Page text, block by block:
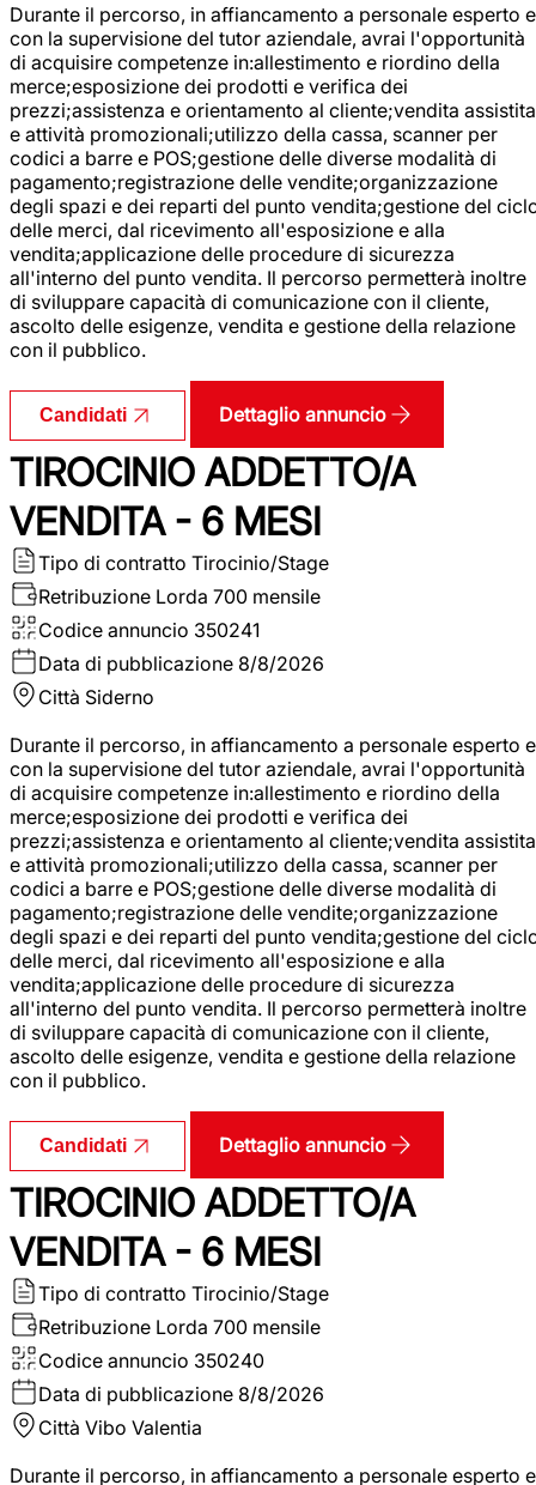
Durante il percorso, in affiancamento a personale esperto e
con la supervisione del tutor aziendale, avrai l'opportunità
di acquisire competenze in:allestimento e riordino della
merce;esposizione dei prodotti e verifica dei
prezzi;assistenza e orientamento al cliente;vendita assistita
e attività promozionali;utilizzo della cassa, scanner per
codici a barre e POS;gestione delle diverse modalità di
pagamento;registrazione delle vendite;organizzazione
degli spazi e dei reparti del punto vendita;gestione del
delle merci, dal ricevimento all'esposizione e alla
vendita;applicazione delle procedure di sicurezza
all'interno del punto vendita. Il percorso permetterà inoltre
di sviluppare capacità di comunicazione con il cliente,
ascolto delle esigenze, vendita e gestione della relazione
con il pubblico.
Candidati Dettaglio annuncio
TIROCINIO ADDETTO/A
VENDITA - 6 MESI
Tipo di contratto Tirocinio/Stage
Retribuzione Lorda 700 mensile
Codice annuncio 350241
Data di pubblicazione 8/8/2026
Città Siderno
Durante il percorso, in affiancamento a personale esperto e
con la supervisione del tutor aziendale, avrai l'opportunità
di acquisire competenze in:allestimento e riordino della
merce;esposizione dei prodotti e verifica dei
prezzi;assistenza e orientamento al cliente;vendita assistita
e attività promozionali;utilizzo della cassa, scanner per
codici a barre e POS;gestione delle diverse modalità di
pagamento;registrazione delle vendite;organizzazione
degli spazi e dei reparti del punto vendita;gestione del
delle merci, dal ricevimento all'esposizione e alla
vendita;applicazione delle procedure di sicurezza
all'interno del punto vendita. Il percorso permetterà inoltre
di sviluppare capacità di comunicazione con il cliente,
ascolto delle esigenze, vendita e gestione della relazione
con il pubblico.
Candidati Dettaglio annuncio
TIROCINIO ADDETTO/A
VENDITA - 6 MESI
Tipo di contratto Tirocinio/Stage
Retribuzione Lorda 700 mensile
Codice annuncio 350240
Data di pubblicazione 8/8/2026
Città Vibo Valentia
Durante il percorso, in affiancamento a personale esperto e